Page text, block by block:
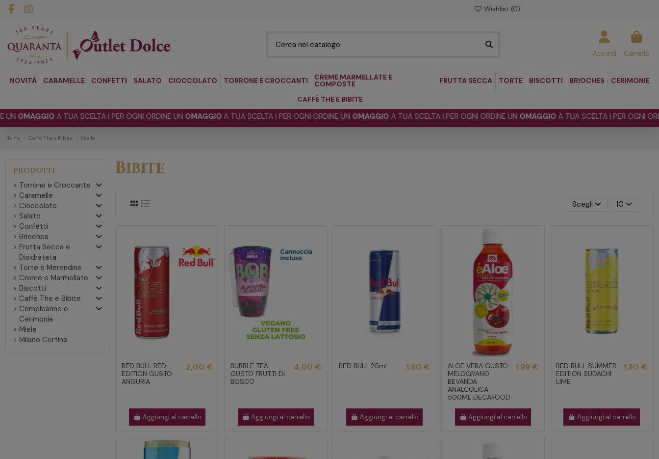
Wishlist (0)
Accedi Carrello
NOVITÀ CARAMELLE CONFETTI SALATO CIOCCOLATO TORRONE E CROCCANTI CREME MARMELLATE E
COMPOSTE FRUTTA SECCA TORTE BISCOTTI BRIOCHES CERIMONIE
CAFFÈ THE E BIBITE
OMAGGIOA TUA SCELTA | PER OGNI ORDINE UNOMAGGIOA TUA SCELTA | PER OGNI ORDINE UNOMAGGIOA TUA SCELTA | PER OGNI ORDINE UNOMAGGIOA TUA SCELTA | PER OGNI
Home Caffè The e Bibite Bibite
Bibite
Scegli 10
RED BULL RED
EDITION GUSTO
ANGURIA
2,00 €
Aggiungi al carrello
BUBBLE TEA
GUSTO FRUTTI DI
BOSCO
4,00 €
Aggiungi al carrello
RED BULL 25ml 1,80 €
Aggiungi al carrello
ALOE VERA GUSTO
MELOGRANO
BEVANDA
ANALCOLICA
500ML DECAFOOD
1,99 €
Aggiungi al carrello
RED BULL SUMMER
EDITION SUDACHI
LIME
1,90 €
Aggiungi al carrello
PRODOTTI
Torrone e Croccante
Caramelle
Cioccolato
Salato
Confetti
Brioches
Frutta Secca e
Disidratata
Torte e Merendine
Creme e Marmellate
Biscotti
Caffè The e Bibite
Compleanno e
Cerimonia
Miele
Milano Cortina